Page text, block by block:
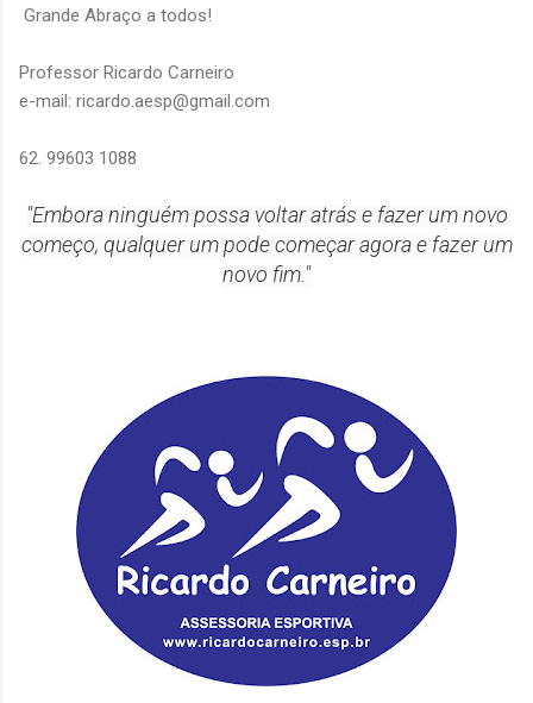
Grande Abraço a todos!
Professor Ricardo Carneiro
e-mail: ricardo.aesp@gmail.com
62. 99603 1088
"Embora ninguém possa voltar atrás e fazer um novo
começo, qualquer um pode começar agora e fazer um
novo fim."